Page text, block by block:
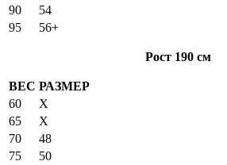
90
54
95
56+
Рост 190 см
ВЕС РАЗМЕР
60
X
65
X
70
48
75
50